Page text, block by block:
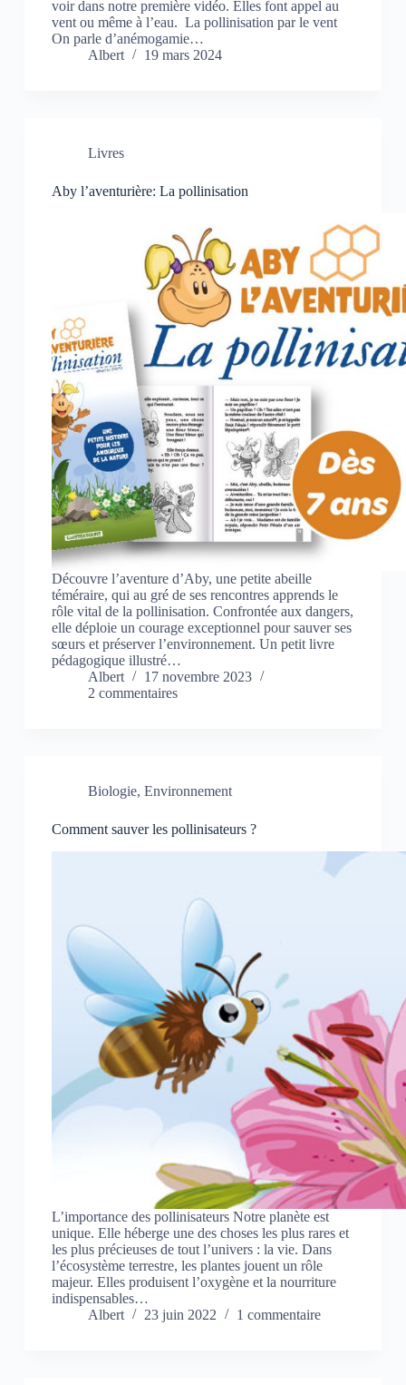
voir dans notre première vidéo. Elles font appel au
vent ou même à l’eau. La pollinisation par le vent
On parle d’anémogamie…
Albert
19 mars 2024
Livres
Aby l’aventurière: La pollinisation
Découvre l’aventure d’Aby, une petite abeille
téméraire, qui au gré de ses rencontres apprends le
rôle vital de la pollinisation. Confrontée aux dangers,
elle déploie un courage exceptionnel pour sauver ses
sœurs et préserver l’environnement. Un petit livre
pédagogique illustré…
Albert
17 novembre 2023
2 commentaires
Biologie, Environnement
Comment sauver les pollinisateurs ?
L’importance des pollinisateurs Notre planète est
unique. Elle héberge une des choses les plus rares et
les plus précieuses de tout l’univers : la vie. Dans
l’écosystème terrestre, les plantes jouent un rôle
majeur. Elles produisent l’oxygène et la nourriture
indispensables…
Albert
23 juin 2022 1 commentaire